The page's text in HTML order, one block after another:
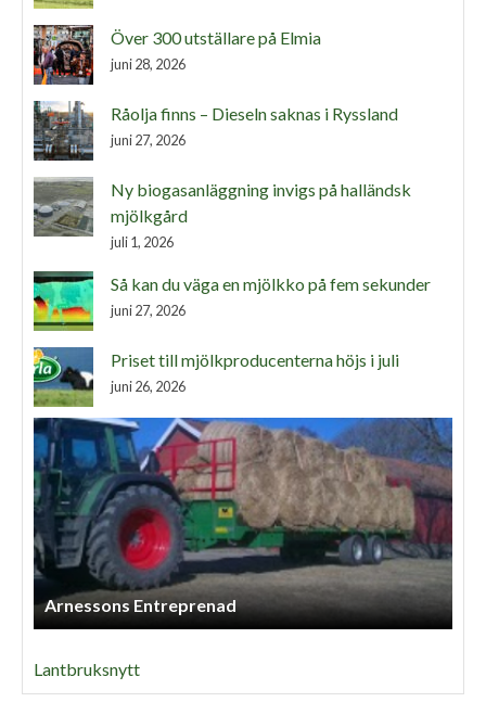
Över 300 utställare på Elmia
juni 28, 2026
Råolja finns – Dieseln saknas i Ryssland
juni 27, 2026
Ny biogasanläggning invigs på halländsk
mjölkgård
juli 1, 2026
Så kan du väga en mjölkko på fem sekunder
juni 27, 2026
Priset till mjölkproducenterna höjs i juli
juni 26, 2026
Arnessons Entreprenad
Lantbruksnytt